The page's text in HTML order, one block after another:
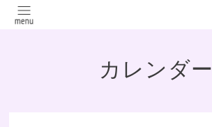
カレンダー